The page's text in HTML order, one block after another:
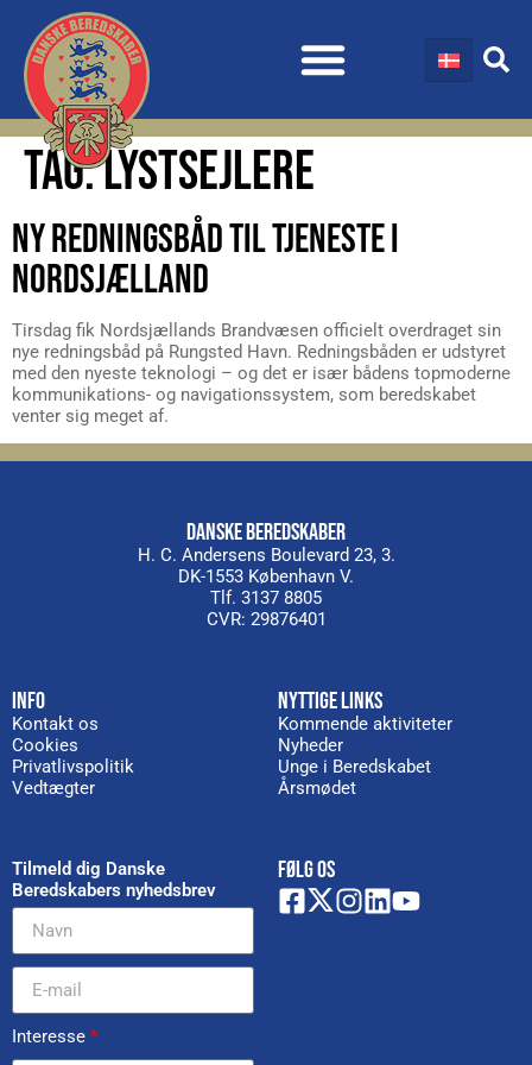
TAG:LYSTSEJLERE
NY REDNINGSBÅD TIL TJENESTE I
NORDSJÆLLAND
Tirsdag fik Nordsjællands Brandvæsen officielt overdraget sin
nye redningsbåd på Rungsted Havn. Redningsbåden er udstyret
med den nyeste teknologi – og det er især bådens topmoderne
kommunikations- og navigationssystem, som beredskabet
venter sig meget af.
DANSKE BEREDSKABER
H. C. Andersens Boulevard 23, 3.
DK-1553 København V.
Tlf. 3137 8805
CVR: 29876401
INFO
Kontakt os
Cookies
Privatlivspolitik
Vedtægter
NYTTIGE LINKS
Kommende aktiviteter
Nyheder
Unge i Beredskabet
Årsmødet
Tilmeld dig Danske
Beredskabers nyhedsbrev
Interesse *
FØLG OS